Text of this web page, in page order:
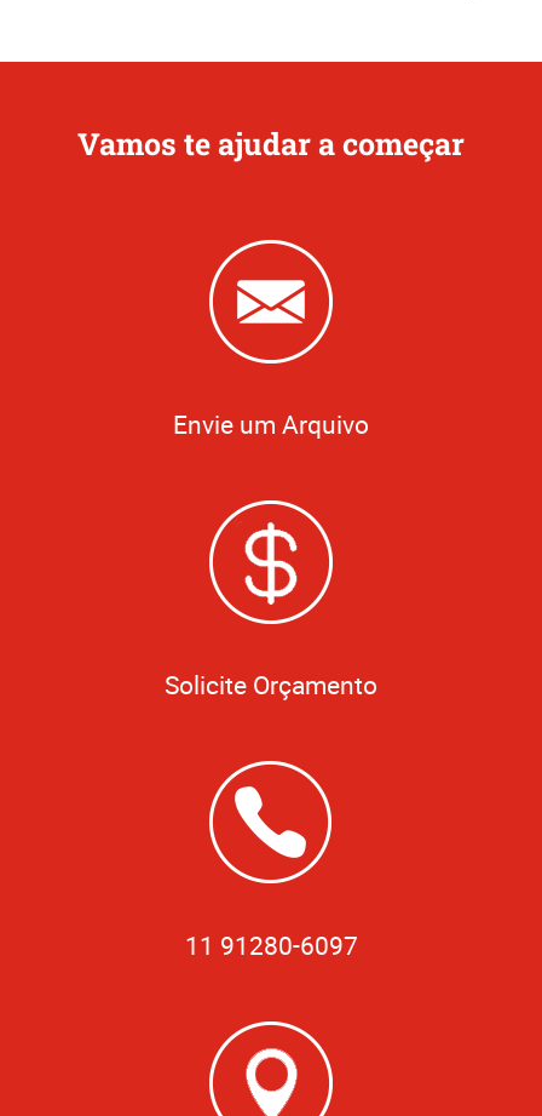
Vamos te ajudar a começar
Envie um Arquivo
Solicite Orçamento
11 91280-6097